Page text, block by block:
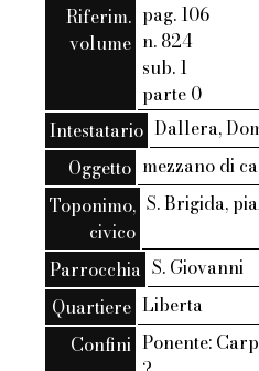
Riferim.
volume
pag. 106
n. 824
sub. 1
parte 0
Intestatario Dallera,
Oggetto mezzano di
Toponimo,
civico
S. Brigida,
Parrocchia S. Giovanni
Quartiere Liberta
Confini Ponente: